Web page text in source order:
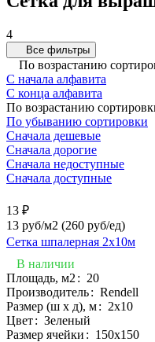
4
Все фильтры
По возрастанию
С начала алфавита
С конца алфавита
По возрастанию
По убыванию сортировки
Сначала дешевые
Сначала дорогие
Сначала недоступные
Сначала доступные
13 ₽
13 руб/м2 (260 руб/eд)
Сетка шпалерная 2х10м
В наличии
Площадь, м2: 20
Производитель: Rendell
Размер (ш х д), м: 2х10
Цвет: Зеленый
Размер ячейки : 150х150